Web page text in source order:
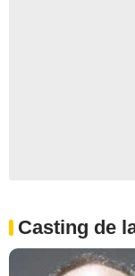
Casting de